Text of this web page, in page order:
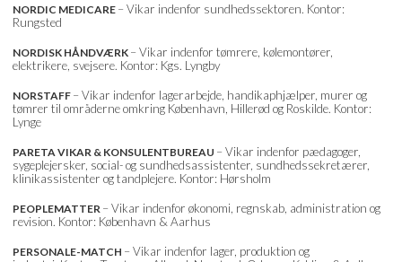
NORDIC MEDICARE – Vikar indenfor sundhedssektoren. Kontor:
Rungsted
NORDISK HÅNDVÆRK – Vikar indenfor tømrere, kølemontører,
elektrikere, svejsere. Kontor: Kgs. Lyngby
NORSTAFF – Vikar indenfor lagerarbejde, handikaphjælper, murer og
tømrer til områderne omkring København, Hillerød og Roskilde. Kontor:
Lynge
PARETA VIKAR & KONSULENTBUREAU – Vikar indenfor pædagoger,
sygeplejersker, social- og sundhedsassistenter, sundhedssekretærer,
klinikassistenter og tandplejere. Kontor: Hørsholm
PEOPLEMATTER – Vikar indenfor økonomi, regnskab, administration og
revision. Kontor: København & Aarhus
PERSONALE-MATCH – Vikar indenfor lager, produktion og